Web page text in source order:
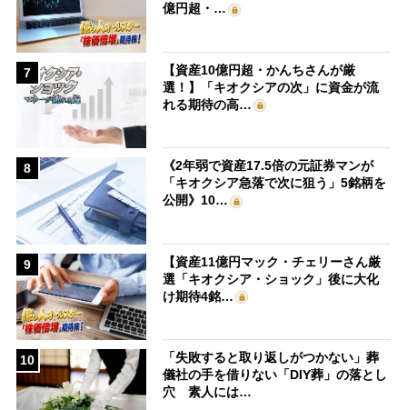
億円超・…
7
【資産10億円超・かんちさんが厳
選！】「キオクシアの次」に資金が流
れる期待の高…
8
《2年弱で資産17.5倍の元証券マンが
「キオクシア急落で次に狙う」5銘柄を
公開》10…
9
【資産11億円マック・チェリーさん厳
選「キオクシア・ショック」後に大化
け期待4銘…
10
「失敗すると取り返しがつかない」葬
儀社の手を借りない「DIY葬」の落とし
穴 素人には…